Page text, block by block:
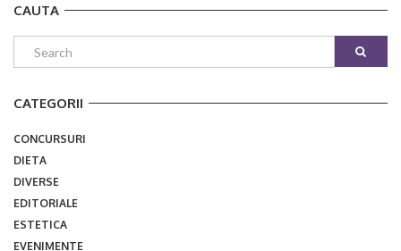
CAUTA
CATEGORII
CONCURSURI
DIETA
DIVERSE
EDITORIALE
ESTETICA
EVENIMENTE